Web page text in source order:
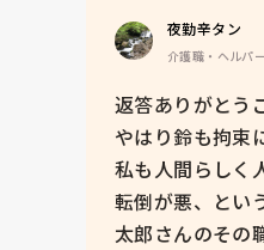
夜勤辛タン
介護職・ヘルパ
返答ありがとう
やはり鈴も拘束
私も人間らしく
転倒が悪、とい
太郎さんのその